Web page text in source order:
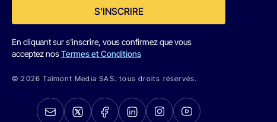
S'INSCRIRE
En cliquant sur s'inscrire, vous confirmez que vous
acceptez nosTermes et Conditions
© 2026 Talmont Media SAS. tous droits réservés.